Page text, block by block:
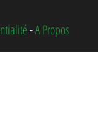
-A Propos